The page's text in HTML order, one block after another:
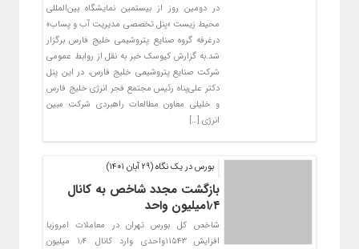
در دومین روز از بیستمین نمایشگاه بین‌المللی
محیط زیست «پنل تخصصی مدیریت آب و پساب»
درغرفه گروه صنایع پتروشیمی خلیج فارس برگزار
شد.به گزارش کیوسک خبر به نقل از روابط عمومی
شرکت صنایع پتروشیمی خلیج فارس، در این پنل
دکتر علی‌پناه رئیس مجتمع فجر انرژی خلیج فارس
و خلیلی معاون مطالعات راهبردی شرکت مبین
انرژی […]
بورس در یک نگاه (29 آبان 1401)
بازگشت مجدد شاخص به کانال
۱٫۴میلیون واحد
شاخص کل بورس تهران در معاملات امروزبا
افزایش ۱۱۵۴۳واحدی وارد کانال ۱٫۴ میلیون